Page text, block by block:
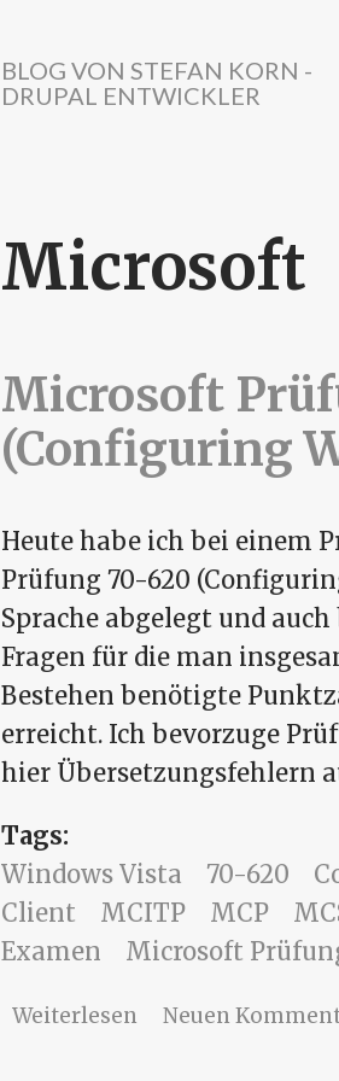
BLOG VON STEFAN KORN -
DRUPAL ENTWICKLER
Microsoft
Microsoft
(Configuring
Heute habe ich bei einem
Prüfung 70-620
Sprache abgelegt und
Fragen für die man
Bestehen benötigte
erreicht. Ich bevorzuge
hier Übersetzungsfehlern
Tags:
Windows Vista
70-620
Client
MCITP MCP
Examen
Microsoft
Weiterlesen über Microsoft
Neuen